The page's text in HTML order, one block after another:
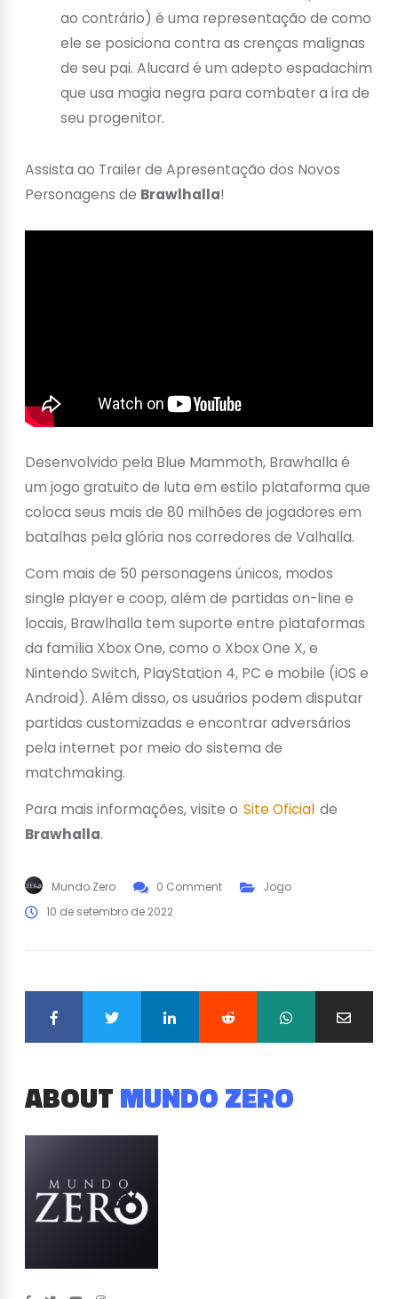
ao contrário) é uma representação de como
ele se posiciona contra as crenças malignas
de seu pai. Alucard é um adepto espadachim
que usa magia negra para combater a ira de
seu progenitor.
Assista ao Trailer de Apresentação dos Novos
Personagens de Brawlhalla!
Desenvolvido pela Blue Mammoth, Brawhalla é
um jogo gratuito de luta em estilo plataforma que
coloca seus mais de 80 milhões de jogadores em
batalhas pela glória nos corredores de Valhalla.
Com mais de 50 personagens únicos, modos
single player e coop, além de partidas on-line e
locais, Brawlhalla tem suporte entre plataformas
da família Xbox One, como o Xbox One X, e
Nintendo Switch, PlayStation 4, PC e mobile (iOS e
Android). Além disso, os usuários podem disputar
partidas customizadas e encontrar adversários
pela internet por meio do sistema de
matchmaking.
Para mais informações, visite o Site Oficial de
Brawhalla.
Mundo Zero 0 Comment
Jogo
10 de setembro de 2022
ABOUTMUNDO ZERO